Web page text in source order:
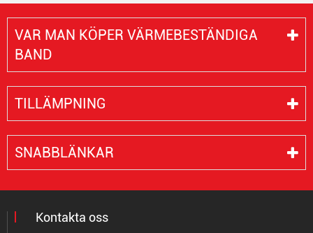
VAR MAN KÖPER VÄRMEBESTÄNDIGA
BAND
TILLÄMPNING
SNABBLÄNKAR
Kontakta oss